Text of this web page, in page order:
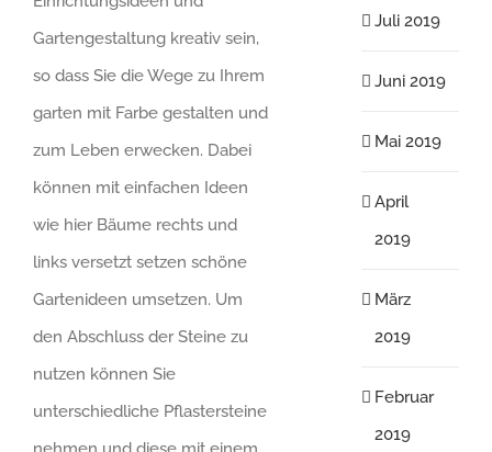
Gartengestaltung kreativ sein,
so dass Sie die Wege zu Ihrem
garten mit Farbe gestalten und
zum Leben erwecken. Dabei
können mit einfachen Ideen
wie hier Bäume rechts und
links versetzt setzen schöne
Gartenideen umsetzen. Um
den Abschluss der Steine zu
nutzen können Sie
unterschiedliche Pflastersteine
Juli 2019
Juni 2019
Mai 2019
April
2019
März
2019
Februar
2019